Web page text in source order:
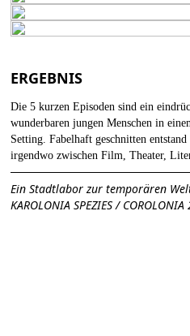
ERGEBNIS
Die 5 kurzen Episoden sind ein
wunderbaren jungen Menschen in
Setting. Fabelhaft geschnitten
irgendwo zwischen Film, Theater,
Ein Stadtlabor zur temporären
KAROLONIA SPEZIES / COROLONIA